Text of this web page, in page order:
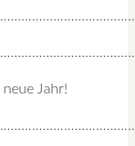
Jahr!